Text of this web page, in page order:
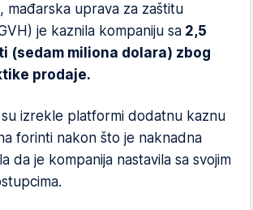
mađarska uprava za zaštitu
je kaznila kompaniju sa 2,5
(sedam miliona dolara) zbog
prodaje.
su izrekle platformi dodatnu kaznu
forinti nakon što je naknadna
da je kompanija nastavila sa svojim